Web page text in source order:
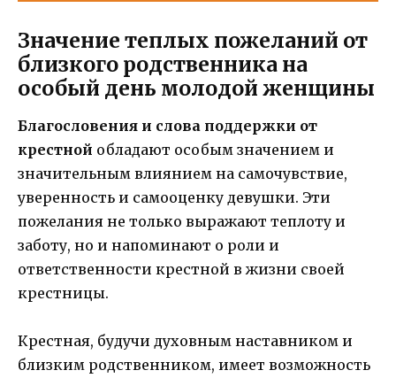
Значение теплых пожеланий от
близкого родственника на
особый день молодой женщины
Благословения и слова поддержки от
крестной обладают особым значением и
значительным влиянием на самочувствие,
уверенность и самооценку девушки. Эти
пожелания не только выражают теплоту и
заботу, но и напоминают о роли и
ответственности крестной в жизни своей
крестницы.
Крестная, будучи духовным наставником и
близким родственником, имеет возможность